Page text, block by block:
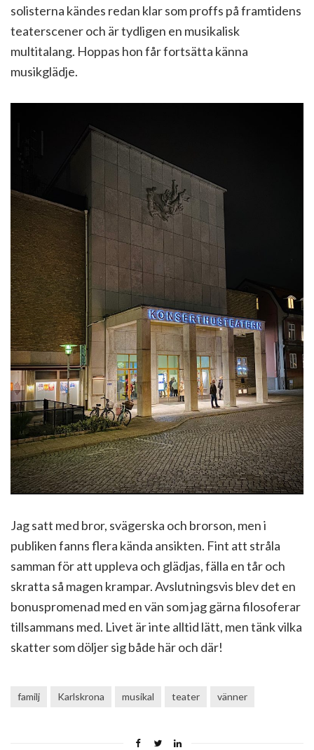
solisterna kändes redan klar som proffs på framtidens
teaterscener och är tydligen en musikalisk
multitalang. Hoppas hon får fortsätta känna
musikglädje.
Jag satt med bror, svägerska och brorson, men i
publiken fanns flera kända ansikten. Fint att stråla
samman för att uppleva och glädjas, fälla en tår och
skratta så magen krampar. Avslutningsvis blev det en
bonuspromenad med en vän som jag gärna filosoferar
tillsammans med. Livet är inte alltid lätt, men tänk vilka
skatter som döljer sig både här och där!
familj Karlskrona musikal teater vänner